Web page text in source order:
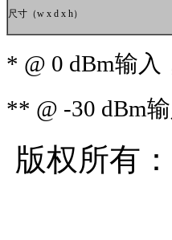
尺寸（w x d x h）
* @ 0 dBm输入
** @ -30 dBm输
版权所有